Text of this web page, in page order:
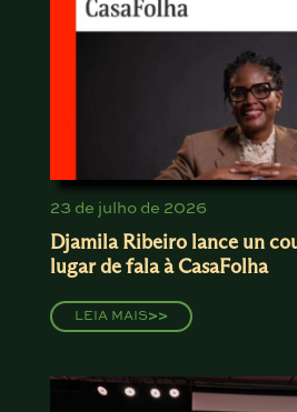
23 de julho de 2026
Djamila Ribeiro lance un
lugar de fala à CasaFolha
LEIA MAIS>>